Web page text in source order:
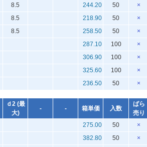
8.5 244.20 50 ×
8.5 218.90 50 ×
8.5 258.50 50 ×
287.10 100 ×
306.90 100 ×
325.60 100 ×
236.50 50 ×
ｄ2 (最
大)
- - 箱単価 入数
ばら
売り
275.00 50 ×
382.80 50 ×